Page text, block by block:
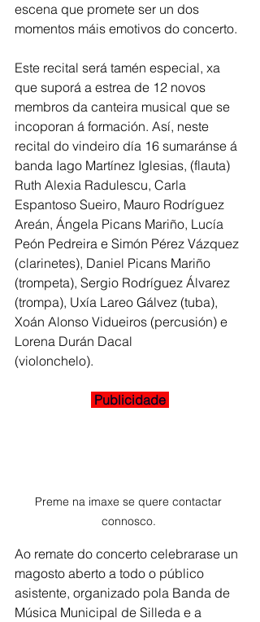
escena que promete ser un dos
momentos máis emotivos do concerto.
Este recital será tamén especial, xa
que suporá a estrea de 12 novos
membros da canteira musical que se
incoporan á formación. Así, neste
recital do vindeiro día 16 sumaránse á
banda Iago Martínez Iglesias, (flauta)
Ruth Alexia Radulescu, Carla
Espantoso Sueiro, Mauro Rodríguez
Areán, Ángela Picans Mariño, Lucía
Peón Pedreira e Simón Pérez Vázquez
(clarinetes), Daniel Picans Mariño
(trompeta), Sergio Rodríguez Álvarez
(trompa), Uxía Lareo Gálvez (tuba),
Xoán Alonso Vidueiros (percusión) e
Lorena Durán Dacal
(violonchelo).
Publicidade
Preme na imaxe se quere contactar
connosco.
Ao remate do concerto celebrarase un
magosto aberto a todo o público
asistente, organizado pola Banda de
Música Municipal de Silleda e a